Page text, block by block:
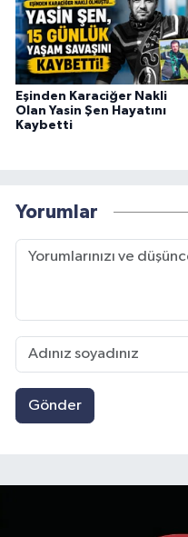
Eşinden Karaciğer Nakli
Olan Yasin Şen Hayatını
Kaybetti
Yorumlar
Gönder